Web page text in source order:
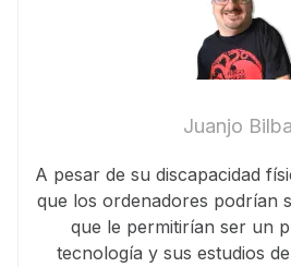
Juanjo
A pesar de su discapacidad
que los ordenadores podrían
que le permitirían ser un
tecnología y sus estudios